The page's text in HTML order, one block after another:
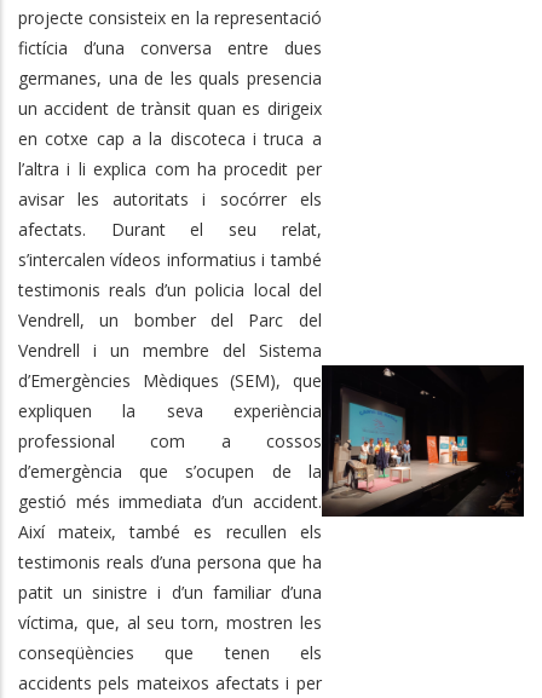
projecte consisteix en la representació
fictícia d’una conversa entre dues
germanes, una de les quals presencia
un accident de trànsit quan es dirigeix
en cotxe cap a la discoteca i truca a
l’altra i li explica com ha procedit per
avisar les autoritats i socórrer els
afectats. Durant el seu relat,
s’intercalen vídeos informatius i també
testimonis reals d’un policia local del
Vendrell, un bomber del Parc del
Vendrell i un membre del Sistema
d’Emergències Mèdiques (SEM), que
expliquen la seva experiència
professional com a cossos
d’emergència que s’ocupen de la
gestió més immediata d’un accident.
Així mateix, també es recullen els
testimonis reals d’una persona que ha
patit un sinistre i d’un familiar d’una
víctima, que, al seu torn, mostren les
conseqüències que tenen els
accidents pels mateixos afectats i per